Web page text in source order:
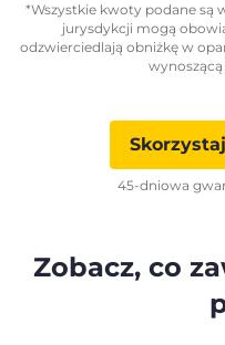
*Wszystkie kwoty podane są
jurysdykcji mogą
odzwierciedlają obniżkę w
wynoszącą
45-dniowa
Zobacz, co